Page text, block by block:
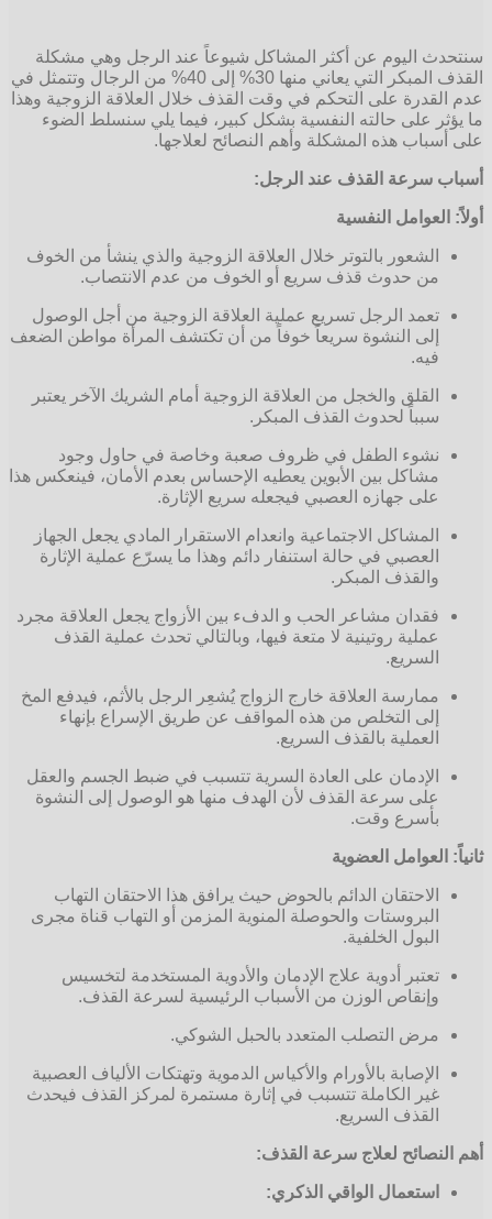
سنتحدث اليوم عن أكثر المشاكل شيوعاً عند الرجل وهي مشكلة
القذف المبكر التي يعاني منها 30% إلى 40% من الرجال وتتمثل في
عدم القدرة على التحكم في وقت القذف خلال العلاقة الزوجية وهذا
ما يؤثر على حالته النفسية بشكل كبير، فيما يلي سنسلط الضوء
على أسباب هذه المشكلة وأهم النصائح لعلاجها.
أسباب سرعة القذف عند الرجل:
أولاً: العوامل النفسية
الشعور بالتوتر خلال العلاقة الزوجية والذي ينشأ من الخوف
من حدوث قذف سريع أو الخوف من عدم الانتصاب.
تعمد الرجل تسريع عملية العلاقة الزوجية من أجل الوصول
إلى النشوة سريعاً خوفاً من أن تكتشف المرأة مواطن الضعف
فيه.
القلق والخجل من العلاقة الزوجية أمام الشريك الآخر يعتبر
سبباً لحدوث القذف المبكر.
نشوء الطفل في ظروف صعبة وخاصة في حاول وجود
مشاكل بين الأبوين يعطيه الإحساس بعدم الأمان، فينعكس هذا
على جهازه العصبي فيجعله سريع الإثارة.
المشاكل الاجتماعية وانعدام الاستقرار المادي يجعل الجهاز
العصبي في حالة استنفار دائم وهذا ما يسرّع عملية الإثارة
والقذف المبكر.
فقدان مشاعر الحب و الدفء بين الأزواج يجعل العلاقة مجرد
عملية روتينية لا متعة فيها، وبالتالي تحدث عملية القذف
السريع.
ممارسة العلاقة خارج الزواج يُشعِر الرجل بالأثم، فيدفع المخ
إلى التخلص من هذه المواقف عن طريق الإسراع بإنهاء
العملية بالقذف السريع.
الإدمان على العادة السرية تتسبب في ضبط الجسم والعقل
على سرعة القذف لأن الهدف منها هو الوصول إلى النشوة
بأسرع وقت.
ثانياً: العوامل العضوية
الاحتقان الدائم بالحوض حيث يرافق هذا الاحتقان التهاب
البروستات والحوصلة المنوية المزمن أو التهاب قناة مجرى
البول الخلفية.
تعتبر أدوية علاج الإدمان والأدوية المستخدمة لتخسيس
وإنقاص الوزن من الأسباب الرئيسية لسرعة القذف.
مرض التصلب المتعدد بالحبل الشوكي.
الإصابة بالأورام والأكياس الدموية وتهتكات الألياف العصبية
غير الكاملة تتسبب في إثارة مستمرة لمركز القذف فيحدث
القذف السريع.
أهم النصائح لعلاج سرعة القذف:
استعمال الواقي الذكري: